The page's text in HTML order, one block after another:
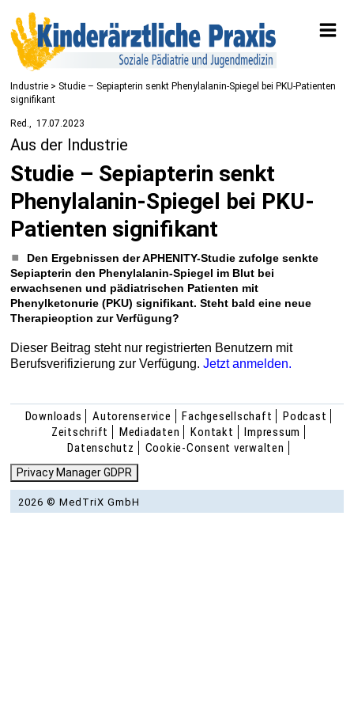
Industrie > Studie – Sepiapterin senkt Phenylalanin-Spiegel bei PKU-Patienten
signifikant
Red. 17.07.2023
Aus der Industrie
Studie – Sepiapterin senkt
Phenylalanin-Spiegel bei PKU-
Patienten signifikant
Den Ergebnissen der APHENITY-Studie zufolge senkte
Sepiapterin den Phenylalanin-Spiegel im Blut bei
erwachsenen und pädiatrischen Patienten mit
Phenylketonurie (PKU) signifikant. Steht bald eine neue
Therapieoption zur Verfügung?
Dieser Beitrag steht nur registrierten Benutzern mit
Berufsverifizierung zur Verfügung.Jetzt anmelden.
Downloads Autorenservice Fachgesellschaft
Podcast
Zeitschrift
Mediadaten Kontakt
Impressum
Datenschutz
Cookie-Consent verwalten
Privacy Manager GDPR
2026 © MedTriX GmbH